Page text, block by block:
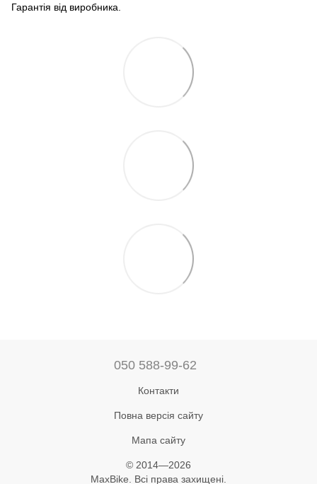
Гарантія від виробника.
050 588-99-62
Контакти
Повна версія сайту
Мапа сайту
© 2014—2026
MaxBike. Всі права захищені.